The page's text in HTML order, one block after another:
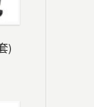
)